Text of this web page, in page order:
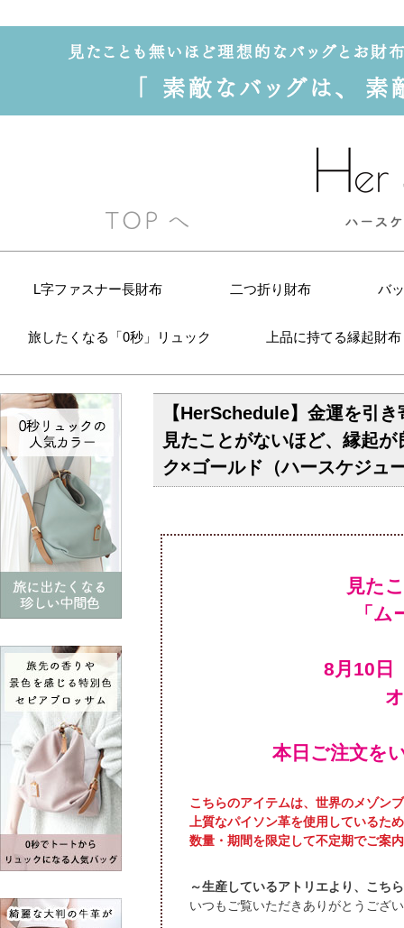
L字ファスナー長財布 二つ折り財布 バ
旅したくなる「0秒」リュック 上品に持てる縁起財布
【HerSchedule】金運を引
見たことがないほど、縁起
ク×ゴールド（ハースケジュ
見た
「
本日ご注文を
こちらのアイテムは、世界のメゾン
上質なパイソン革を使用しているた
数量・期間を限定して不定期でご案
～生産しているアトリエより、こち
いつもご覧いただきありがとうござ